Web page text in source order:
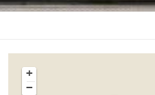
+
−